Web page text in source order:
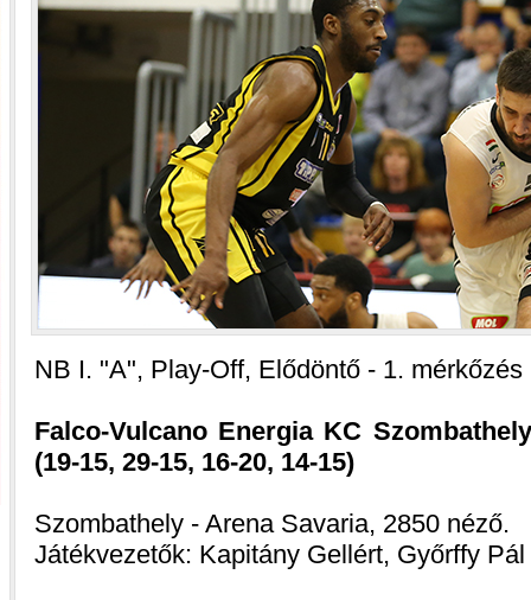
NB I. "A", Play-Off, Elődöntő - 1. mérkőzés
Falco-Vulcano Energia KC
(19-15, 29-15, 16-20, 14-15)
Szombathely - Arena Savaria, 2850 néző.
Játékvezetők: Kapitány Gellért, Győrffy